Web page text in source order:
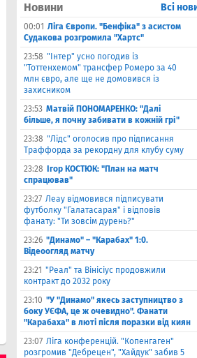
Новини Всі
00:01 Ліга Європи. "Бенфіка" з асистом
Судакова розгромила "Хартс"
23:58 "Інтер" усно погодив із
"Тоттенхемом" трансфер Ромеро за 40
млн євро, але ще не домовився із
захисником
23:53 Матвiй ПОНОМАРЕНКО: "Далі
більше, я почну забивати в кожній грі"
23:38 "Лідс" оголосив про підписання
Траффорда за рекордну для клубу суму
23:28
Ігор КОСТЮК: "План на матч
спрацював"
23:27 Леау відмовився підписувати
футболку "Галатасарая" і відповів
фанату: "Ти зовсім дурень?"
23:26 "Динамо" – "Карабах" 1:0.
Відеоогляд матчу
23:21 "Реал" та Вінісіус продовжили
контракт до 2032 року
23:10 "У "Динамо" якесь заступництво з
боку УЄФА, це ж очевидно". Фанати
"Карабаха" в люті після поразки від киян
23:07 Ліга конференцій. "Копенгаген"
розгромив "Дебрецен", "Хайдук" забив 5